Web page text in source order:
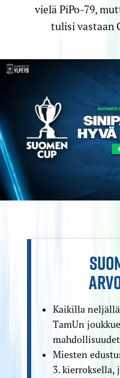
vielä PiPo-79,
tulisi vastaan
Kaikilla neljällä
TamUn
Miesten
3. kierroksella,